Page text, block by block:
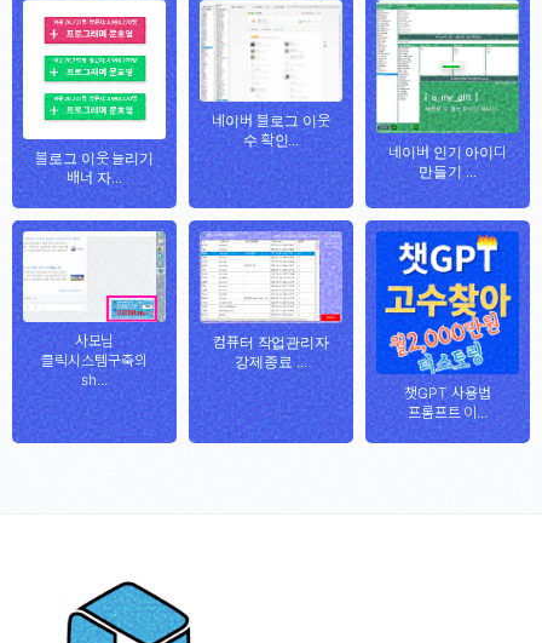
블로그 이웃 늘리기
배너 자...
네이버 블로그 이웃
수 확인...
네이버 인기 아이디
만들기 ...
사모님
클릭시스템구축의
sh...
컴퓨터 작업관리자
강제종료 ...
챗GPT 사용법
프롬프트 이...